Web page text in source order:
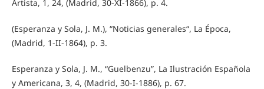
Artista, 1, 24, (Madrid, 30-XI-1866), p. 4.
(Esperanza y Sola, J. M.), “Noticias generales“, La Época,
(Madrid, 1-II-1864), p. 3.
Esperanza y Sola, J. M., “Guelbenzu”, La Ilustración Española
y Americana, 3, 4, (Madrid, 30-I-1886), p. 67.